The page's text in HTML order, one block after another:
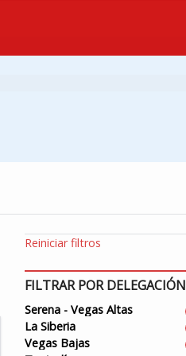
Reiniciar filtros
FILTRAR POR DELEGACIÓN